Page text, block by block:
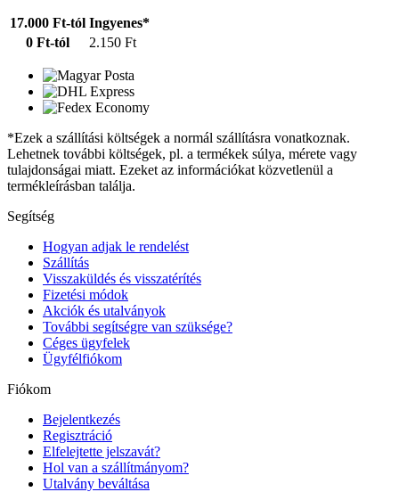
17.000 Ft-tól Ingyenes*
0 Ft-tól
2.150 Ft
*Ezek a szállítási költségek a normál szállításra vonatkoznak.
Lehetnek további költségek, pl. a termékek súlya, mérete vagy
tulajdonságai miatt. Ezeket az információkat közvetlenül a
termékleírásban találja.
Segítség
Hogyan adjak le rendelést
Szállítás
Visszaküldés és visszatérítés
Fizetési módok
Akciók és utalványok
További segítségre van szüksége?
Céges ügyfelek
Ügyfélfiókom
Fiókom
Bejelentkezés
Regisztráció
Elfelejtette jelszavát?
Hol van a szállítmányom?
Utalvány beváltása